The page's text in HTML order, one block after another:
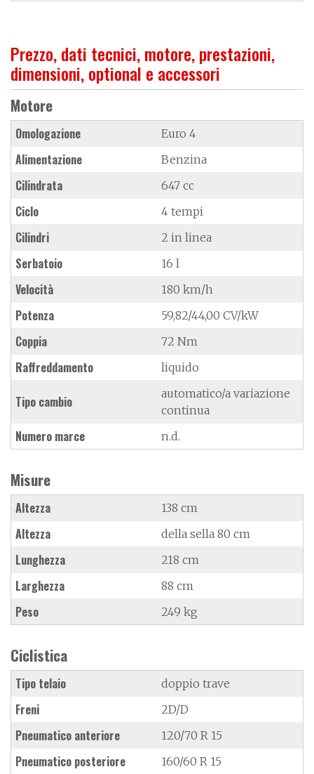
Prezzo, dati tecnici, motore, prestazioni,
dimensioni, optional e accessori
Motore
Omologazione Euro 4
Alimentazione Benzina
Cilindrata 647 cc
Ciclo 4 tempi
Cilindri 2 in linea
Serbatoio 16 l
Velocità 180 km/h
Potenza 59,82/44,00 CV/kW
Coppia 72 Nm
Raffreddamento liquido
Tipo cambio
automatico/a variazione
continua
Numero marce n.d.
Misure
Altezza 138 cm
Altezza della sella 80 cm
Lunghezza 218 cm
Larghezza 88 cm
Peso 249 kg
Ciclistica
Tipo telaio doppio trave
Freni 2D/D
Pneumatico anteriore 120/70 R 15
Pneumatico posteriore 160/60 R 15